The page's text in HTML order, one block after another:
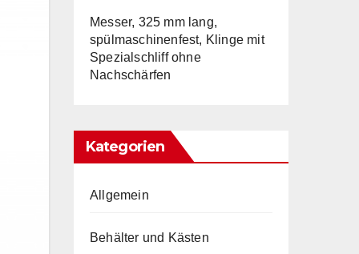
Messer, 325 mm lang,
spülmaschinenfest, Klinge mit
Spezialschliff ohne
Nachschärfen
Kategorien
Allgemein
Behälter und Kästen